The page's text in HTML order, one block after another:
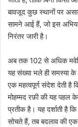
बावजूद कुछ स्थानों पर
सामने आई हैं, जो इस
निरंतर जारी है।
अब तक 102 से अधिक
यह संख्या भले ही समस्या
एक महत्वपूर्ण संदेश देती है
मोहम्मद रफ़ी की यह पहल
प्रतीक है। यह दर्शाती है
सोचते हैं, तब बदलाव की